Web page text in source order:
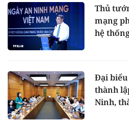
Thủ
mạng
hệ
Đại biểu
thành
Ninh,